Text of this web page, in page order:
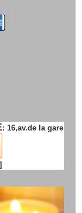
: 16,av.de la gare